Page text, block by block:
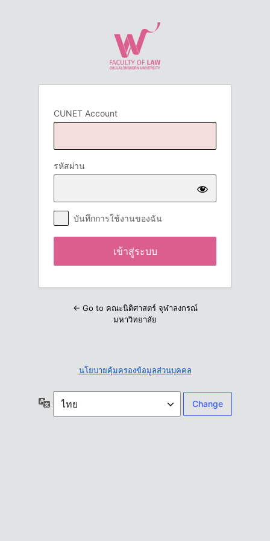
CUNET Account
รหัสผ่าน
บันทึกการใช้งานของฉัน
← Go to คณะนิติศาสตร์ จุฬาลงกรณ์
มหาวิทยาลัย
นโยบายคุ้มครองข้อมูลส่วนบุคคล
ภาษา